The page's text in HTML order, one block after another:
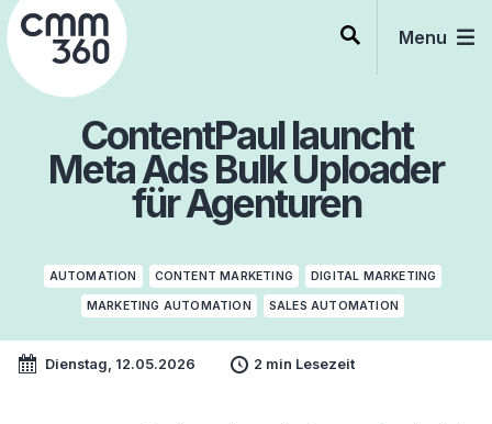
Skip
to
content
Menu
ContentPaul launcht
Meta Ads Bulk Uploader
für Agenturen
AUTOMATION CONTENT MARKETING DIGITAL MARKETING
MARKETING AUTOMATION SALES AUTOMATION
Dienstag, 12.05.2026 2 min Lesezeit